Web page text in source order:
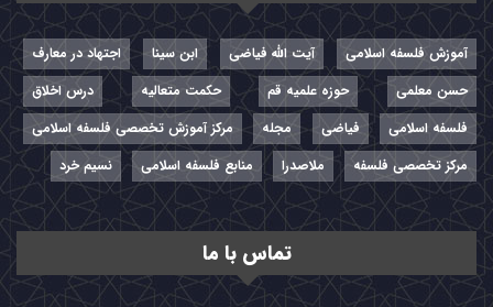
آموزش فلسفه اسلامی آیت الله فیاضی ابن سینا
اجتهاد در معارف
حسن معلمی
حوزه علمیه قم حکمت متعالیه
درس اخلاق
فلسفه اسلامی
فیاضی مجله
مرکز آموزش تخصصی فلسفه اسلامی
مرکز تخصصی فلسفه
ملاصدرا منابع فلسفه اسلامی نسیم خرد
تماس با ما